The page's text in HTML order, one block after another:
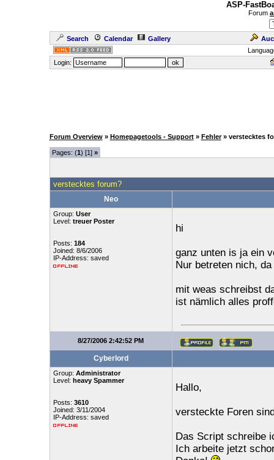
ASP-
Forum
Search Calendar Gallery
Login:
Forum Overview » Homepagetools - Support » Fehler » verstecktes
Pages: (1) [1] »
verstecktes forum?
Neo
Group: User
Level: treuer Poster
Posts: 184
Joined: 8/6/2006
IP-Address: saved
hi
ganz unten is ja ein
Nur betreten nich,
mit weas schreibst
ist nämlich alles
8/27/2006 2:42:52 PM
Cyberlord
Group: Administrator
Level: heavy Spammer
Posts: 3610
Joined: 3/11/2004
IP-Address: saved
Hallo,
versteckte Foren
Das Script schreibe
Ich arbeite jetzt